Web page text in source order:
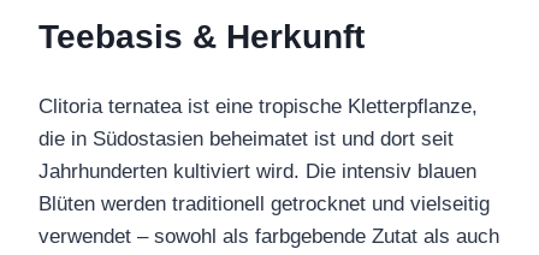
Teebasis & Herkunft
Clitoria ternatea ist eine tropische Kletterpflanze,
die in Südostasien beheimatet ist und dort seit
Jahrhunderten kultiviert wird. Die intensiv blauen
Blüten werden traditionell getrocknet und vielseitig
verwendet – sowohl als farbgebende Zutat als auch